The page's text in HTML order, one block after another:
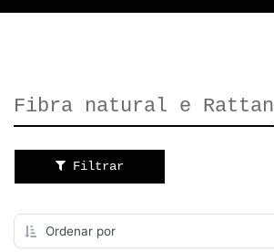
Fibra natural e Rattan
Filtrar